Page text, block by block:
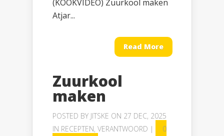
(KOOKVIDEO) Zuurkool maken
Atjar...
Read More
Zuurkool
maken
POSTED BY JITSKE ON 27 DEC, 2025
IN RECEPTEN, VERANTWOORD |
0